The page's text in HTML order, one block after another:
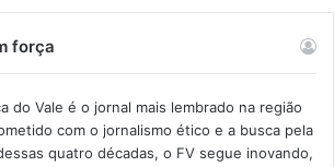
força
do Vale é o jornal mais lembrado na região
com o jornalismo ético e a busca pela
quatro décadas, o FV segue inovando,